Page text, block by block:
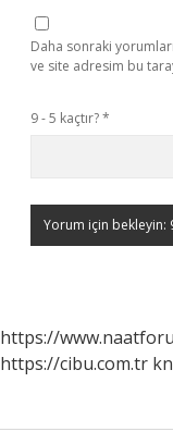
Daha sonraki
ve site adresim bu
9 - 5 kaçtır?*
https://
https://cibu.com.tr